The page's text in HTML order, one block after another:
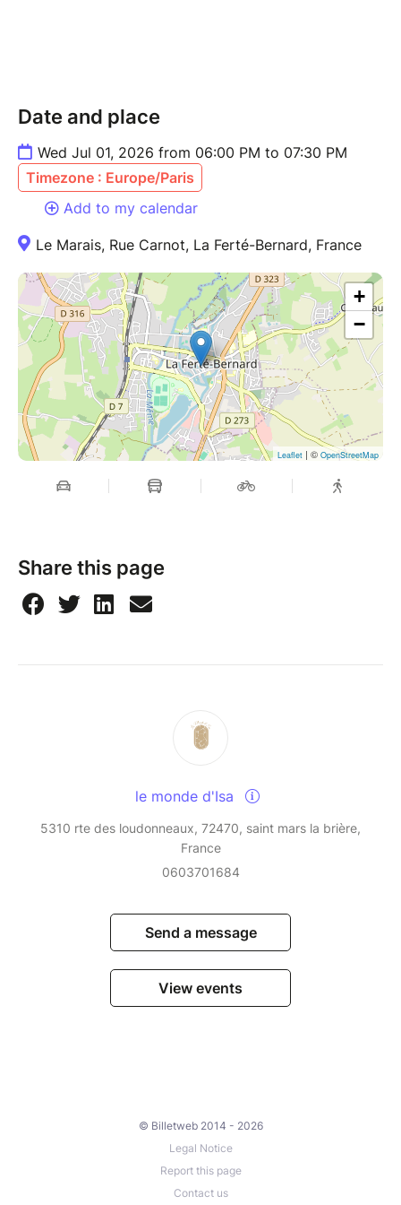
Date and place
Wed Jul 01, 2026 from 06:00 PM to 07:30 PM
Timezone : Europe/Paris
Add to my calendar
Le Marais, Rue Carnot, La Ferté-Bernard, France
+
−
Leaflet | © OpenStreetMap
Share this page
le monde d'Isa
5310 rte des loudonneaux, 72470, saint mars la brière,
France
0603701684
Send a message
View events
© Billetweb 2014 - 2026
Legal Notice
Report this page
Contact us